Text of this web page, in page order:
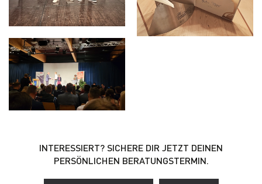
INTERESSIERT? SICHERE DIR JETZT DEINEN
PERSÖNLICHEN BERATUNGSTERMIN.